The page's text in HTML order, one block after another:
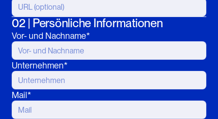
02 | Persönliche Informationen
Vor- und Nachname*
Unternehmen*
Mail*